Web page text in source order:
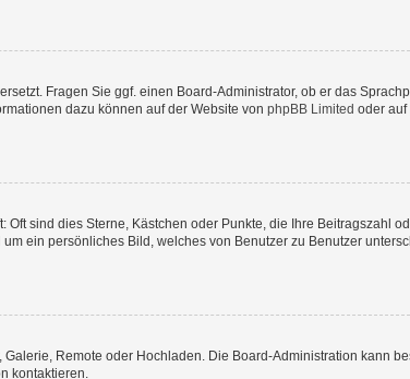
Fragen Sie ggf. einen Board-Administrator, ob er das
dazu können auf der Website von phpBB Limited oder auf
sind dies Sterne, Kästchen oder Punkte, die Ihre Beitragszahl
ein persönliches Bild, welches von Benutzer zu Benutzer
Remote oder Hochladen. Die Board-Administration kann
kontaktieren.